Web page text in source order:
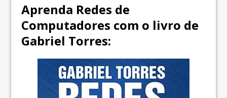
Aprenda Redes de
Computadores com o livro de
Gabriel Torres: